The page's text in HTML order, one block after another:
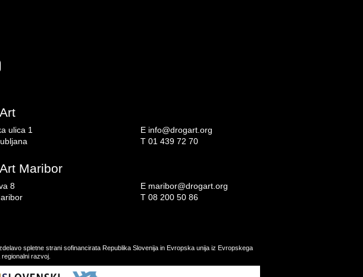
ulica 1
E info@drogart.org
T 01 439 72 70
Maribor
8
E maribor@drogart.org
T 08 200 50 86
spletne strani sofinancirata Republika Slovenija in Evropska unija iz Evropskega
razvoj.